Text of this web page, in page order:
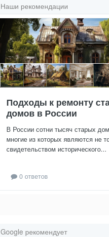
Наши рекомендации
Подходы к ремонту
домов в России
В России сотни тысяч старых
многие из которых являются не
свидетельством исторического...
0 ответов
Google рекомендует